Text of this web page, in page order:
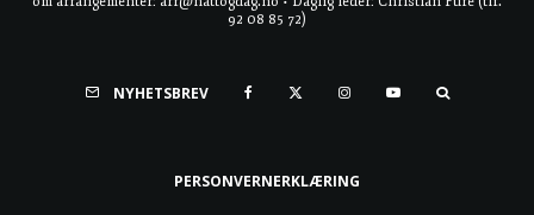
92 08 85 72)
NYHETSBREV
PERSONVERNERKLÆRING